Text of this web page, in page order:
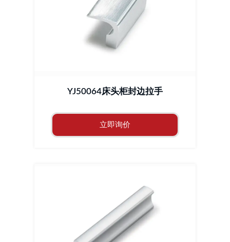
YJ50064床头柜封边拉手
立即询价